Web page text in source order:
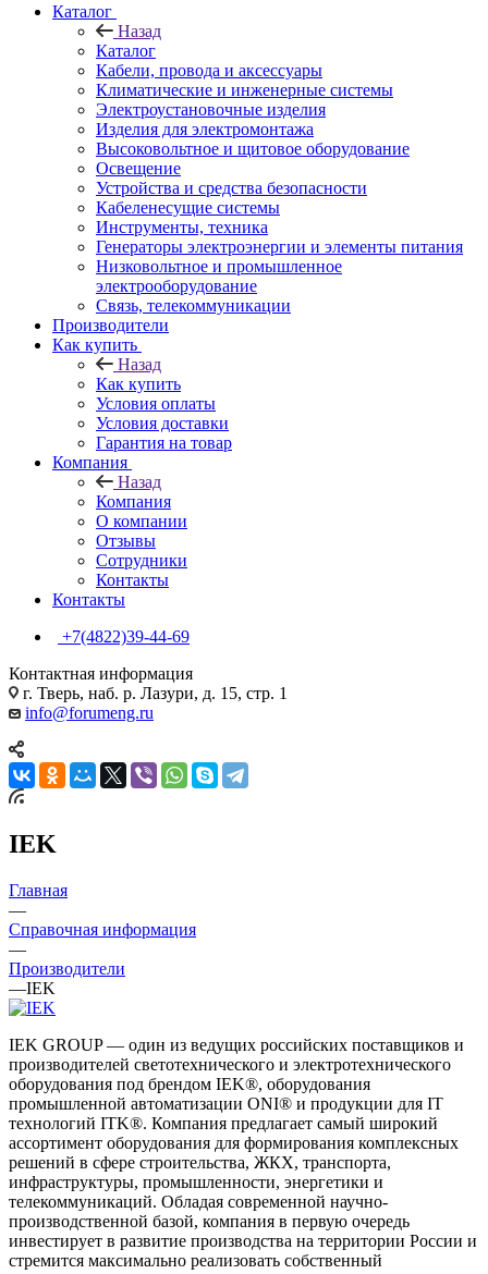
Каталог
Назад
Каталог
Кабели, провода и аксессуары
Климатические и инженерные системы
Электроустановочные изделия
Изделия для электромонтажа
Высоковольтное и щитовое оборудование
Освещение
Устройства и средства безопасности
Кабеленесущие системы
Инструменты, техника
Генераторы электроэнергии и элементы питания
Низковольтное и промышленное
электрооборудование
Связь, телекоммуникации
Производители
Как купить
Назад
Как купить
Условия оплаты
Условия доставки
Гарантия на товар
Компания
Назад
Компания
О компании
Отзывы
Сотрудники
Контакты
Контакты
+7(4822)39-44-69
Контактная информация
г. Тверь, наб. р. Лазури, д. 15, стр. 1
info@forumeng.ru
IEK
Главная
—
Справочная информация
—
Производители
—IEK
IEK GROUP — один из ведущих российских поставщиков и
производителей светотехнического и электротехнического
оборудования под брендом IEK®, оборудования
промышленной автоматизации ONI® и продукции для IT
технологий ITK®. Компания предлагает самый широкий
ассортимент оборудования для формирования комплексных
решений в сфере строительства, ЖКХ, транспорта,
инфраструктуры, промышленности, энергетики и
телекоммуникаций. Обладая современной научно-
производственной базой, компания в первую очередь
инвестирует в развитие производства на территории России и
стремится максимально реализовать собственный